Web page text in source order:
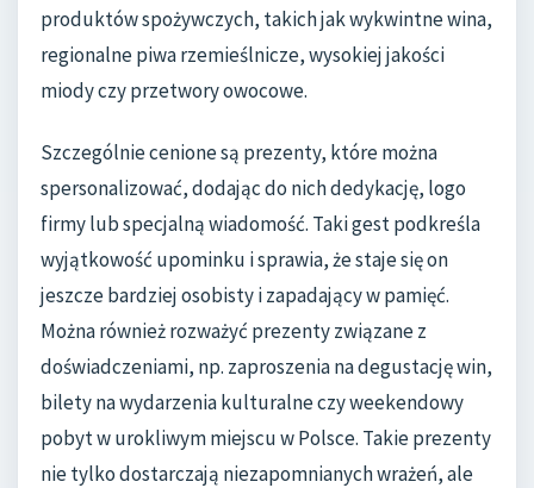
produktów spożywczych, takich jak wykwintne wina,
regionalne piwa rzemieślnicze, wysokiej jakości
miody czy przetwory owocowe.
Szczególnie cenione są prezenty, które można
spersonalizować, dodając do nich dedykację, logo
firmy lub specjalną wiadomość. Taki gest podkreśla
wyjątkowość upominku i sprawia, że staje się on
jeszcze bardziej osobisty i zapadający w pamięć.
Można również rozważyć prezenty związane z
doświadczeniami, np. zaproszenia na degustację win,
bilety na wydarzenia kulturalne czy weekendowy
pobyt w urokliwym miejscu w Polsce. Takie prezenty
nie tylko dostarczają niezapomnianych wrażeń, ale